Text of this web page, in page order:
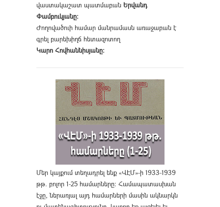
վաստակաշատ պատմաբան Երվանդ
Փամբուկյանը։
Ժողովածուի համար մանրամասն առաջաբան է
գրել բարեխիղճ հետազոտող
Կարո Հովհաննիսյանը։
Մեր կայքում տեղադրել ենք «ՎԷՄ»-ի 1933-1939
թթ. բոլոր 1-25 համարները։ Համապատասխան
էջը, ներառյալ այդ համարների մասին ակնարկն